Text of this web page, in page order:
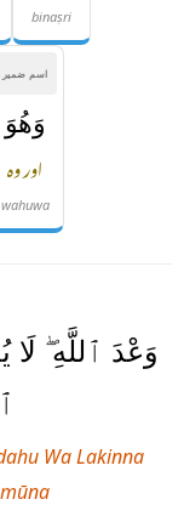
binaṣri
اسم ضمیر
وَهُوَ
اور وہ
wahuwa
وَعْدَ ٱللَّهِ ۖ لَا
Wa Lakinna